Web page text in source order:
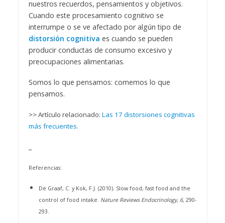
nuestros recuerdos, pensamientos y objetivos.
Cuando este procesamiento cognitivo se
interrumpe o se ve afectado por algún tipo de
distorsión cognitiva es cuando se pueden
producir conductas de consumo excesivo y
preocupaciones alimentarias.
Somos lo que pensamos: comemos lo que
pensamos.
>> Artículo relacionado: Las 17 distorsiones cognitivas
más frecuentes.
Referencias:
De Graaf, C. y Kok, F.J. (2010). Slow food, fast food and the
control of food intake. Nature Reviews Endocrinology, 6, 290-
293.